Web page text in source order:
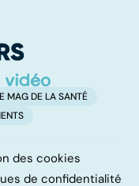
MAG DE LA SANTÉ
des cookies
de confidentialité